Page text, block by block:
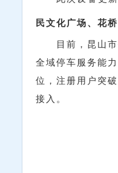
民文化广场、花
目前，昆山
全域停车服务能
位，注册用户突破
接入。